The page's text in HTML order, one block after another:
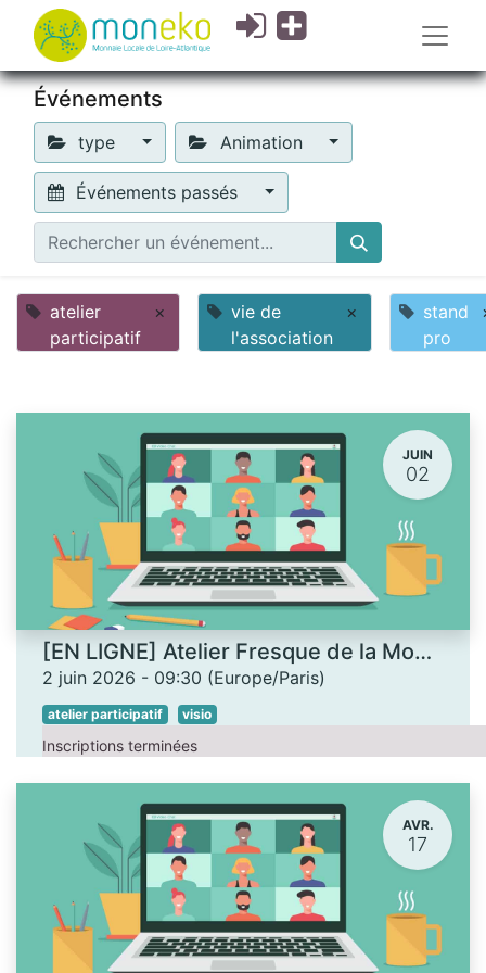
Événements
type Animation
Événements passés
atelier
participatif
×
vie de
l'association
×
stand
pro
JUIN
02
[EN LIGNE] Atelier Fresque de la Monnaie
2 juin 2026 - 09:30 (Europe/Paris)
atelier participatif visio
Inscriptions terminées
AVR.
17